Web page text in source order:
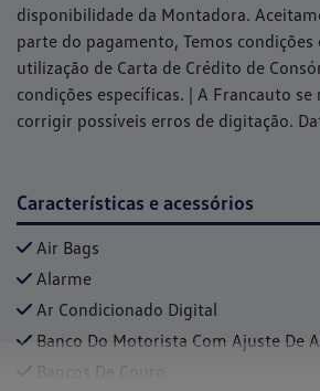
disponibilidade da Montadora.
parte do pagamento, Temos condições
utilização de Carta de Crédito de
condições específicas. | A Francauto
corrigir possíveis erros de digitação.
Características e acessórios
Air Bags
Alarme
Ar Condicionado Digital
Banco Do Motorista Com Ajuste De
Bancos De Couro